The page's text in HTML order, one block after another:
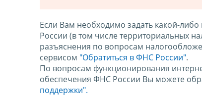
Если Вам необходимо задать какой-
России (в том числе территориальных
разъяснения по вопросам
сервисом "Обратиться в ФНС России".
По вопросам функционирования
обеспечения ФНС России Вы можете
поддержки".